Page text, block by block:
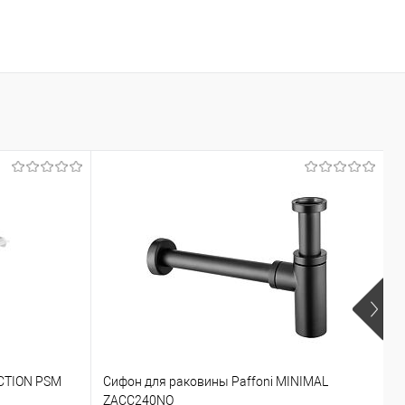
PSM
Сифон для раковины Paffoni MINIMAL
ZACC240NO